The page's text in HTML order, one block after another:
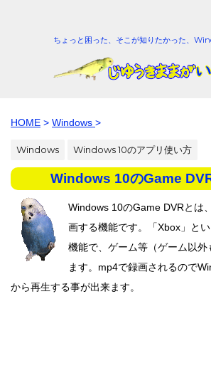
ちょっと困った、そこが知りたかった、
HOME > Windows >
Windows Windows 10のアプリ使い方
Windows 10のGame
Windows 10のGame DVRとは
画する機能です。「Xbox」と
機能で、ゲーム等（ゲーム以
ます。mp4で録画されるので
から再生する事が出来ます。